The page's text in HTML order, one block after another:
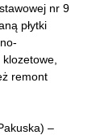
nr 9
płytki
remont
–